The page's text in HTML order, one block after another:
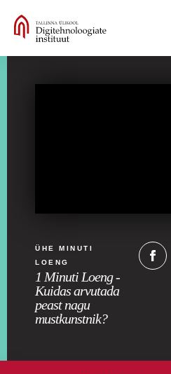
ÜHE MINUTI
LOENG
1 Minuti Loeng -
Kuidas arvutada
peast nagu
mustkunstnik?